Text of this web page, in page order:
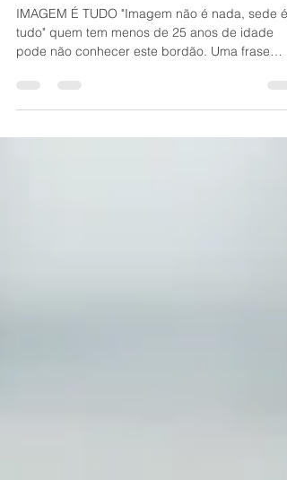
CLIENTES E VENDER MAIS - 1
IMAGEM É TUDO "Imagem não é nada, sede é
pode não conhecer este bordão. Uma frase